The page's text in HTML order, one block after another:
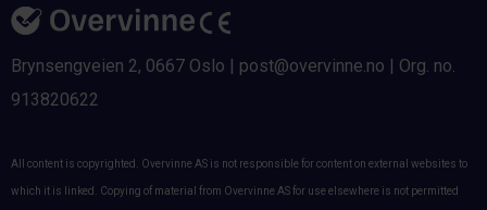
Brynsengveien 2, 0667 Oslo | post@overvinne.no | Org. no.
913820622
All content is copyrighted. Overvinne AS is not responsible for content on external websites to
which it is linked. Copying of material from Overvinne AS for use elsewhere is not permitted